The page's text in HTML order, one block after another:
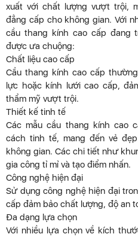
xuất với chất lượng vượt trội,
đẳng cấp cho không gian. Với
cầu thang kính cao cấp đang
được ưa chuộng:
Chất liệu cao cấp
Cầu thang kính cao cấp
lực hoặc kính lưới cao cấp,
thẩm mỹ vượt trội.
Thiết kế tinh tế
Các mẫu cầu thang kính cao
cách tinh tế, mang đến vẻ
không gian. Các chi tiết như
gia công tỉ mỉ và tạo điểm nhấn.
Công nghệ hiện đại
Sử dụng công nghệ hiện đại
cấp đảm bảo chất lượng, độ an
Đa dạng lựa chọn
Với nhiều lựa chọn về kích